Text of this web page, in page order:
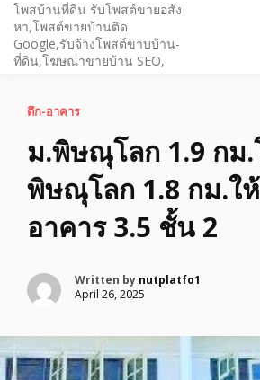
โพสบ้านที่ดิน รับโพสต์ขายอสัง
หา,โพสต์ขายบ้านติด
Google,รับจ้างโพสต์ขาบบ้าน-
ที่ดิน,โฆษณาขายบ้าน SEO,
ตึก-อาคาร
ม.พิษณุโลก 1.9 กม.
พิษณุโลก 1.8 กม.ใ
อาคาร 3.5 ชั้น 2
Written by nutplatfo1
April 26, 2025